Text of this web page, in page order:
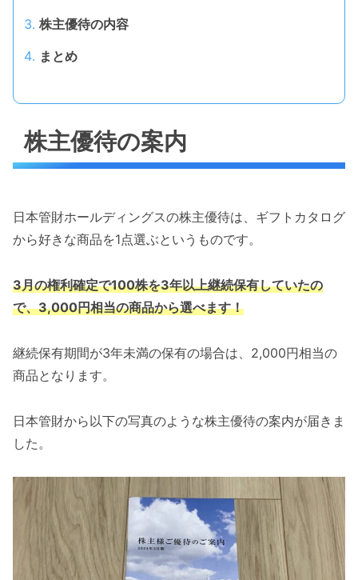
株主優待の内容
まとめ
株主優待の案内
日本管財ホールディングスの株主優待は、ギフトカタログ
から好きな商品を1点選ぶというものです。
3月の権利確定で100株を3年以上継続保有していたの
で、3,000円相当の商品から選べます！
継続保有期間が3年未満の保有の場合は、2,000円相当の
商品となります。
日本管財から以下の写真のような株主優待の案内が届きま
した。